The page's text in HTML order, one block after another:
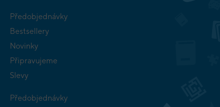
Předobjednávky
Bestsellery
Novinky
Připravujeme
Slevy
Předobjednávky